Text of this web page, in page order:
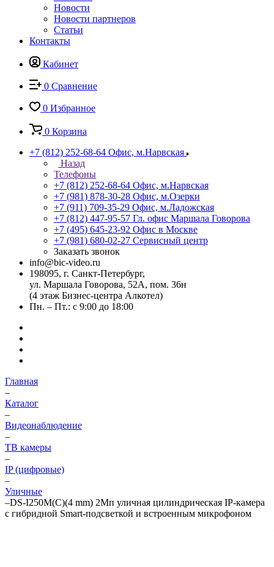
Новости
Новости партнеров
Статьи
Контакты
Кабинет
0 Сравнение
0 Избранное
0 Корзина
+7 (812) 252-68-64 Офис, м.Нарвская
Назад
Телефоны
+7 (812) 252-68-64 Офис, м.Нарвская
+7 (981) 878-30-28 Офис, м.Озерки
+7 (911) 709-35-29 Офис, м.Ладожская
+7 (812) 447-95-57 Гл. офис Маршала Говорова
+7 (495) 645-23-92 Офис в Москве
+7 (981) 680-02-27 Сервисный центр
Заказать звонок
info@bic-video.ru
198095, г. Санкт-Петербург,
ул. Маршала Говорова, 52А, пом. 36н
(4 этаж Бизнес-центра Алкотел)
Пн. – Пт.: с 9:00 до 18:00
Главная
–
Каталог
–
Видеонаблюдение
–
ТВ камеры
–
IP (цифровые)
–
Уличные
–DS-I250M(C)(4 mm) 2Мп уличная цилиндрическая IP-камера
с гибридной Smart-подсветкой и встроенным микрофоном